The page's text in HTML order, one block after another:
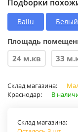
Подборки
Ballu Белый
Площадь
24 м.кв 33
Склад магазина:
Краснодар:
В
Склад магазина: